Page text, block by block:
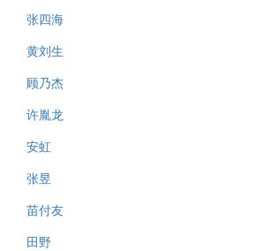
张四海
黄刘生
顾乃杰
许胤龙
安虹
张昱
苗付友
田野